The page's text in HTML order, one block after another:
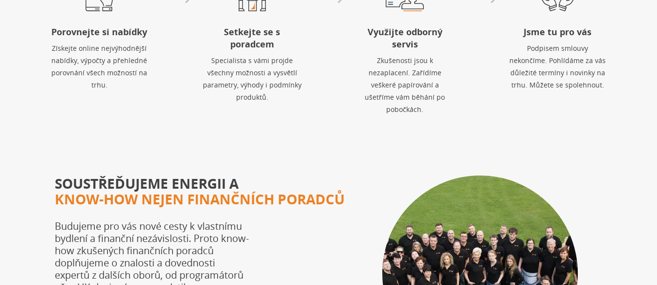
Porovnejte si nabídky
Získejte online nejvýhodnější
nabídky, výpočty a přehledné
porovnání všech možností na
trhu.
Setkejte se s
poradcem
Specialista s vámi projde
všechny možnosti a vysvětlí
parametry, výhody i podmínky
produktů.
Využijte odborný
servis
Zkušenosti jsou k
nezaplacení. Zařídíme
veškeré papírování a
ušetříme vám běhání po
pobočkách.
Jsme tu pro vás
Podpisem smlouvy
nekončíme. Pohlídáme za vás
důležité termíny i novinky na
trhu. Můžete se spolehnout.
SOUSTŘEĎUJEME ENERGII A
KNOW-HOW NEJEN FINANČNÍCH PORADCŮ
Budujeme pro vás nové cesty k vlastnímu
bydlení a finanční nezávislosti. Proto know-
how zkušených finančních poradců
doplňujeme o znalosti a dovednosti
expertů z dalších oborů, od programátorů